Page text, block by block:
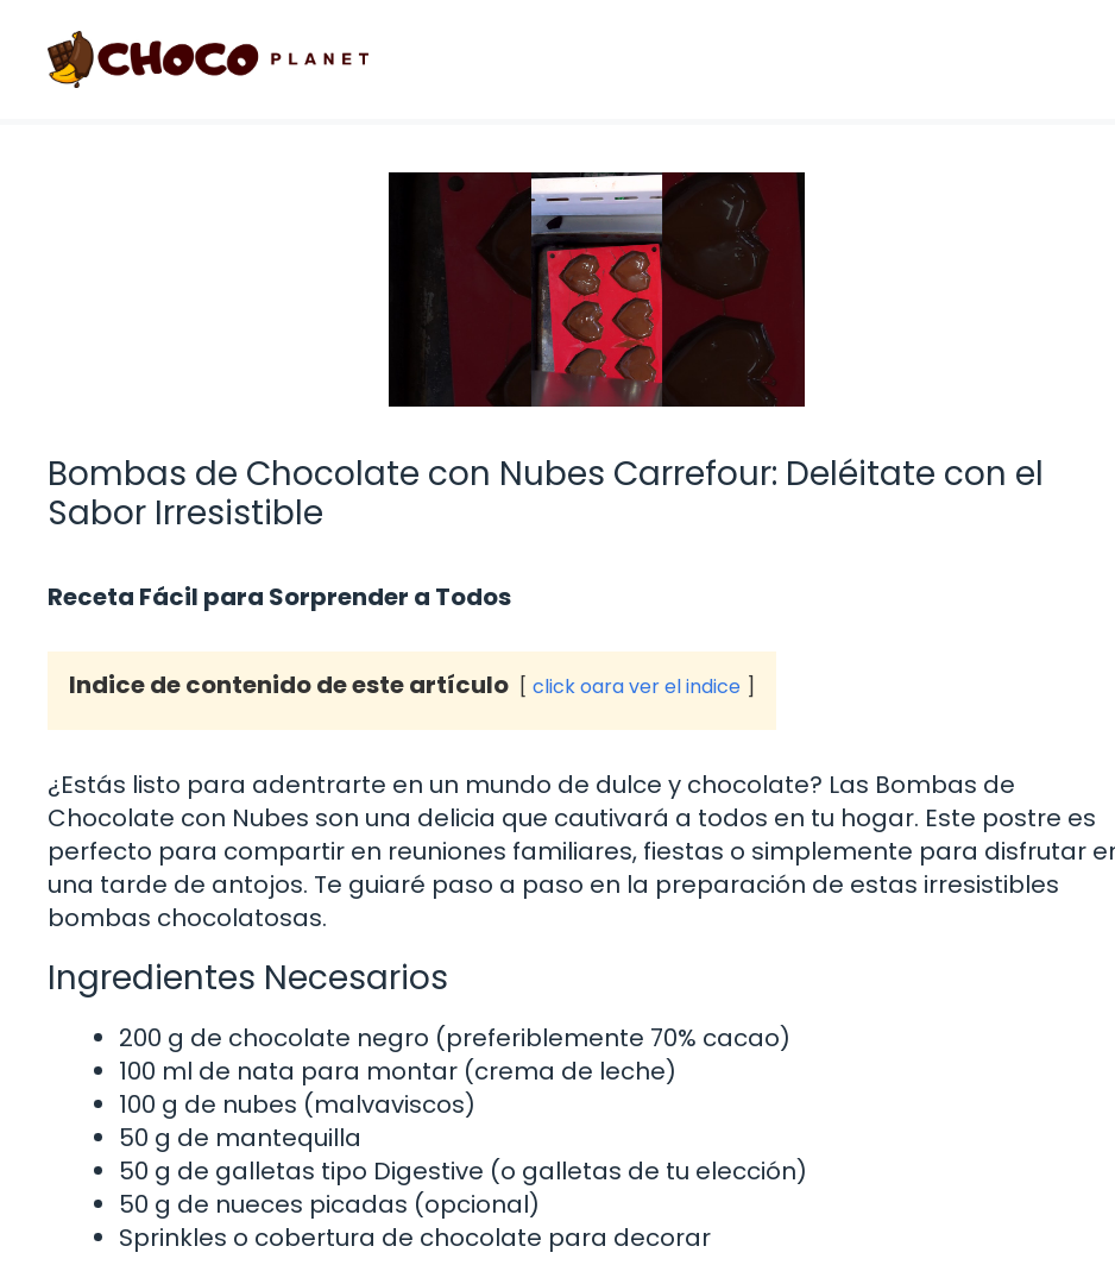
contenido
Bombas de Chocolate con Nubes Carrefour: Deléitate con el
Sabor Irresistible
Receta Fácil para Sorprender a Todos
Indice de contenido de este artículo click oara ver el indice
¿Estás listo para adentrarte en un mundo de dulce y chocolate? Las Bombas de
Chocolate con Nubes son una delicia que cautivará a todos en tu hogar. Este postre es
perfecto para compartir en reuniones familiares, fiestas o simplemente para disfrutar
una tarde de antojos. Te guiaré paso a paso en la preparación de estas irresistibles
bombas chocolatosas.
Ingredientes Necesarios
200 g de chocolate negro (preferiblemente 70% cacao)
100 ml de nata para montar (crema de leche)
100 g de nubes (malvaviscos)
50 g de mantequilla
50 g de galletas tipo Digestive (o galletas de tu elección)
50 g de nueces picadas (opcional)
Sprinkles o cobertura de chocolate para decorar